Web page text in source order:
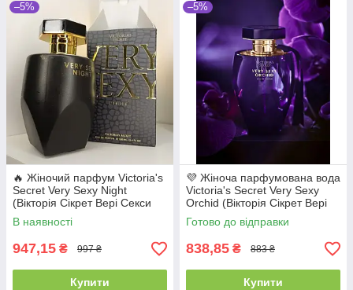
–5%
🔥 Жіночий парфум Victoria's
Secret Very Sexy Night
(Вікторія Сікрет Вері Секси
Найт) 100 мл. Стійкий східно-
квітковий аромат
В наявності
947,15 ₴ 997 ₴
Купити
–5%
💜 Жіноча парфумована вода
Victoria's Secret Very Sexy
Orchid (Вікторія Сікрет Вері
Сексі Орхід) 100 мл.Стійкий
гурманський аромат
Готово до відправки
838,85 ₴ 883 ₴
Купити